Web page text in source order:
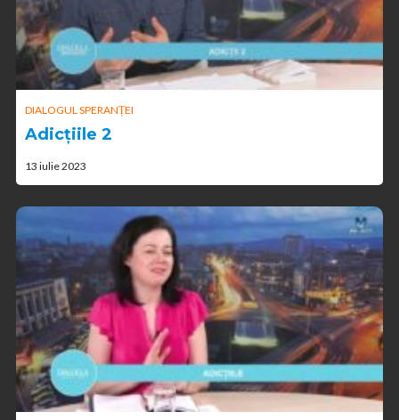
DIALOGUL SPERANȚEI
Adicțiile 2
13 iulie 2023